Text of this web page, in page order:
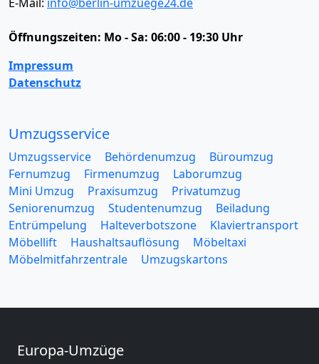
Öffnungszeiten: Mo - Sa: 06:00 - 19:30 Uhr
Impressum
Datenschutz
Umzugsservice
Umzugsservice Behördenumzug
Büroumzug
Fernumzug
Firmenumzug
Laborumzug
Mini Umzug
Praxisumzug
Privatumzug
Seniorenumzug
Studentenumzug
Beiladung
Entrümpelung
Halteverbotszone
Klaviertransport
Möbellift
Haushaltsauflösung
Möbeltaxi
Möbelmitfahrzentrale
Umzugskartons
Europa-Umzüge